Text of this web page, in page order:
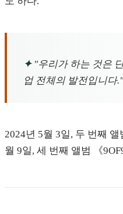
✦"우리가 하는 것은
업 전체의 발전입니다."
2024년 5월 3일, 두 번째 앨
월 9일, 세 번째 앨범 《